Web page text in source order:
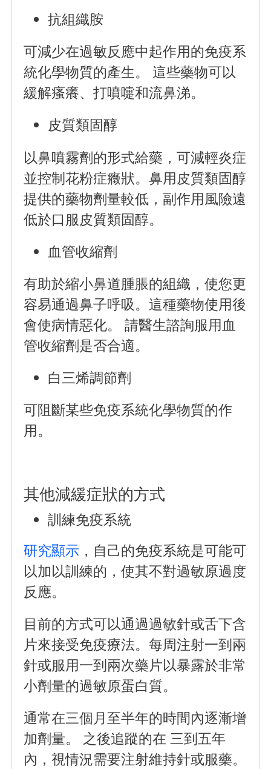
抗組織胺
可減少在過敏反應中起作用的免疫系
統化學物質的產生。 這些藥物可以
緩解瘙癢、打噴嚏和流鼻涕。
皮質類固醇
以鼻噴霧劑的形式給藥，可減輕炎症
並控制花粉症癥狀。鼻用皮質類固醇
提供的藥物劑量較低，副作用風險遠
低於口服皮質類固醇。
血管收縮劑
有助於縮小鼻道腫脹的組織，使您更
容易通過鼻子呼吸。這種藥物使用後
會使病情惡化。 請醫生諮詢服用血
管收縮劑是否合適。
白三烯調節劑
可阻斷某些免疫系統化學物質的作
用。
其他減緩症狀的方式
訓練免疫系統
研究顯示 ，自己的免疫系統是可能可
以加以訓練的，使其不對過敏原過度
反應。
目前的方式可以通過過敏針或舌下含
片來接受免疫療法。每周注射一到兩
針或服用一到兩次藥片以暴露於非常
小劑量的過敏原蛋白質。
通常在三個月至半年的時間內逐漸增
加劑量。 之後追蹤的在 三到五年
內，視情況需要注射維持針或服藥。